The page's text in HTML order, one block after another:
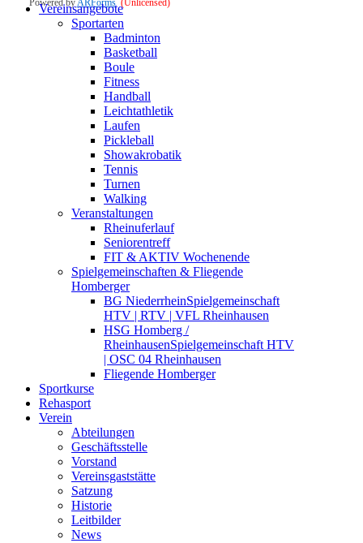
Close Vereinsangebote
Sportarten
Badminton
Basketball
Boule
Fitness
Handball
Leichtathletik
Laufen
Pickleball
Showakrobatik
Tennis
Turnen
Walking
Veranstaltungen
Rheinuferlauf
Seniorentreff
FIT & AKTIV Wochenende
Spielgemeinschaften & Fliegende
Homberger
BG NiederrheinSpielgemeinschaft
HTV | RTV | VFL Rheinhausen
HSG Homberg /
RheinhausenSpielgemeinschaft HTV
| OSC 04 Rheinhausen
Fliegende Homberger
Sportkurse
Rehasport
Verein
Abteilungen
Geschäftsstelle
Vorstand
Vereinsgaststätte
Satzung
Historie
Leitbilder
News